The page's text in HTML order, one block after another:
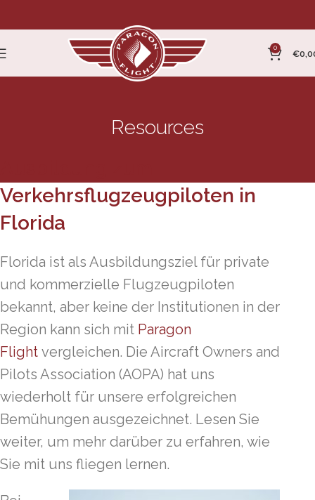
0
€
Resources
Verkehrsflugzeugpiloten in
Florida
Florida ist als Ausbildungsziel für private
und kommerzielle Flugzeugpiloten
bekannt, aber keine der Institutionen in der
Region kann sich mit Paragon
Flight vergleichen. Die Aircraft Owners and
Pilots Association (AOPA) hat uns
wiederholt für unsere erfolgreichen
Bemühungen ausgezeichnet. Lesen Sie
weiter, um mehr darüber zu erfahren, wie
Sie mit uns fliegen lernen.